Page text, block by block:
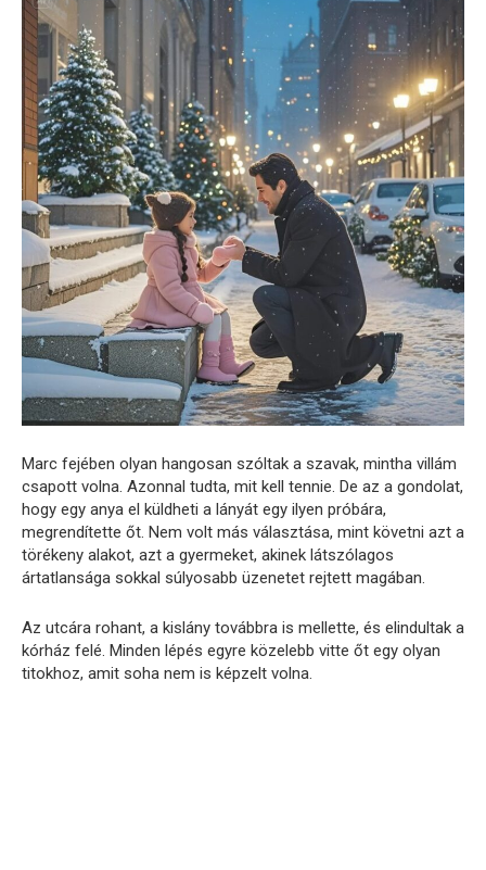
Marc fejében olyan hangosan szóltak a szavak, mintha villám
csapott volna. Azonnal tudta, mit kell tennie. De az a gondolat,
hogy egy anya el küldheti a lányát egy ilyen próbára,
megrendítette őt. Nem volt más választása, mint követni azt a
törékeny alakot, azt a gyermeket, akinek látszólagos
ártatlansága sokkal súlyosabb üzenetet rejtett magában.
Az utcára rohant, a kislány továbbra is mellette, és elindultak a
kórház felé. Minden lépés egyre közelebb vitte őt egy olyan
titokhoz, amit soha nem is képzelt volna.